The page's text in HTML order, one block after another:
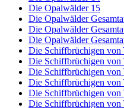
Die Opalwälder 15
Die Opalwälder
Die Opalwälder
Die Opalwälder
Die Schiffbrüchigen von
Die Schiffbrüchigen von
Die Schiffbrüchigen von
Die Schiffbrüchigen von
Die Schiffbrüchigen von
Die Schiffbrüchigen von